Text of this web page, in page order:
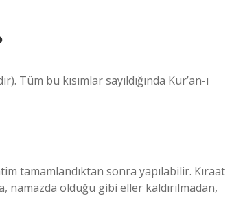
Tüm bu kısımlar sayıldığında Kur’an-ı
tamamlandıktan sonra yapılabilir. Kıraat
namazda olduğu gibi eller kaldırılmadan,